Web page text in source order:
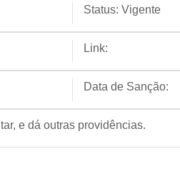
Status: Vigente
Link:
Data de Sanção:
e dá outras providências.